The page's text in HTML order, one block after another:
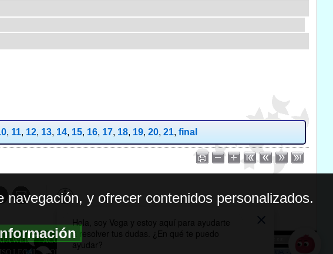
, 11, 12, 13, 14, 15, 16, 17, 18, 19, 20, 21, final
WEB|ACCESIBILIDAD
LEGAL| POLITICA DE PRIVACIDAD
y ofrecer contenidos personalizados.